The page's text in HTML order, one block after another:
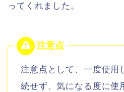
ってくれました。
注意点として、一度使用
続せず、気になる度に使